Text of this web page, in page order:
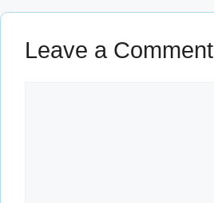
Leave a Comment